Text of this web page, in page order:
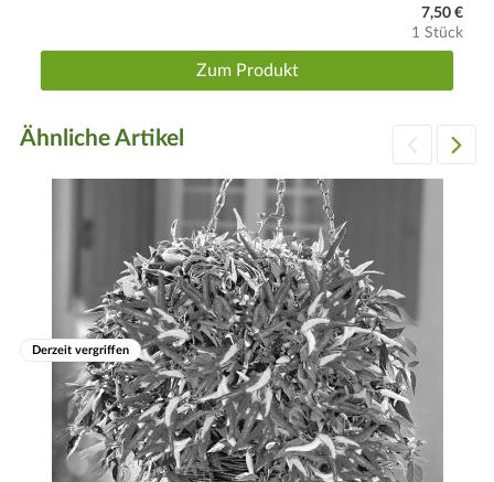
7,50 €
1 Stück
Zum Produkt
Ähnliche Artikel
Derzeit vergriffen